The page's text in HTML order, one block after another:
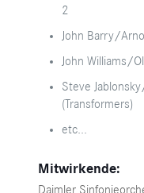
2
John Barry/
John Williams/
Steve
(Transformers)
etc...
Mitwirkende:
Daimler